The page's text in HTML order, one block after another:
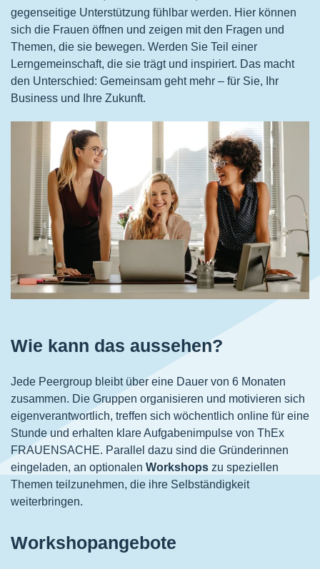
gegenseitige Unterstützung fühlbar werden. Hier können
sich die Frauen öffnen und zeigen mit den Fragen und
Themen, die sie bewegen. Werden Sie Teil einer
Lerngemeinschaft, die sie trägt und inspiriert. Das macht
den Unterschied: Gemeinsam geht mehr – für Sie, Ihr
Business und Ihre Zukunft.
Wie kann das aussehen?
Jede Peergroup bleibt über eine Dauer von 6 Monaten
zusammen. Die Gruppen organisieren und motivieren sich
eigenverantwortlich, treffen sich wöchentlich online für eine
Stunde und erhalten klare Aufgabenimpulse von ThEx
FRAUENSACHE. Parallel dazu sind die Gründerinnen
eingeladen, an optionalen Workshops zu speziellen
Themen teilzunehmen, die ihre Selbständigkeit
weiterbringen.
Workshopangebote